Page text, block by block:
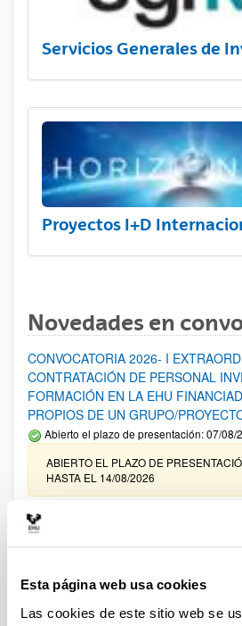
Esta página web usa cookies
Las cookies de este sitio web se
Servicios Generales de
Proyectos I+D
Novedades en
CONVOCATORIA 2026- I
CONTRATACIÓN DE PERSONAL
FORMACIÓN EN LA EHU
PROPIOS DE UN GRUPO/
Abierto el plazo de presentación: 07/08/
ABIERTO EL PLAZO DE
HASTA EL 14/08/2026
Ayudas para financiación de la
infraestructura científica y fondos
Trámite abierto
25/03/2026: Corrección de errores del
solicitudes admitidas y excluidas. 23/